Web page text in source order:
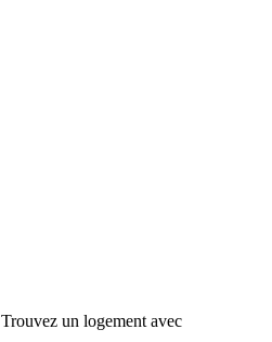
Trouvez un logement avec